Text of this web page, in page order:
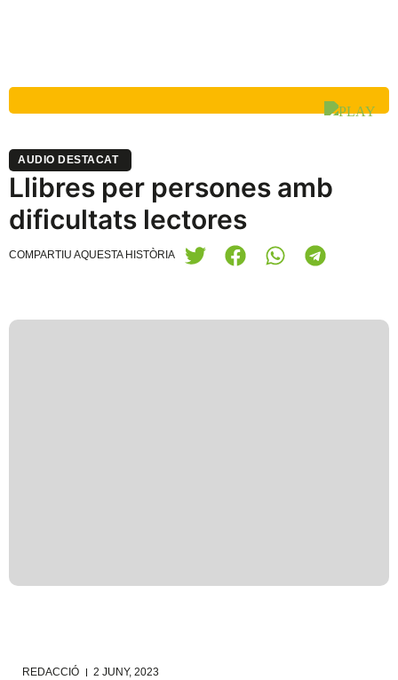
AUDIO DESTACAT
Llibres per persones amb
dificultats lectores
COMPARTIU AQUESTA HISTÒRIA
REDACCIÓ 2 JUNY, 2023